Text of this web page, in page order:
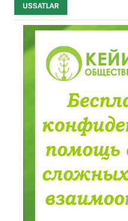
USSATLAR